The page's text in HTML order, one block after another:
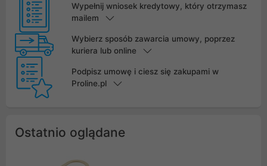
Wypełnij wniosek kredytowy, który otrzymasz
mailem
Wybierz sposób zawarcia umowy, poprzez
kuriera lub online
Podpisz umowę i ciesz się zakupami w
Proline.pl
Ostatnio oglądane